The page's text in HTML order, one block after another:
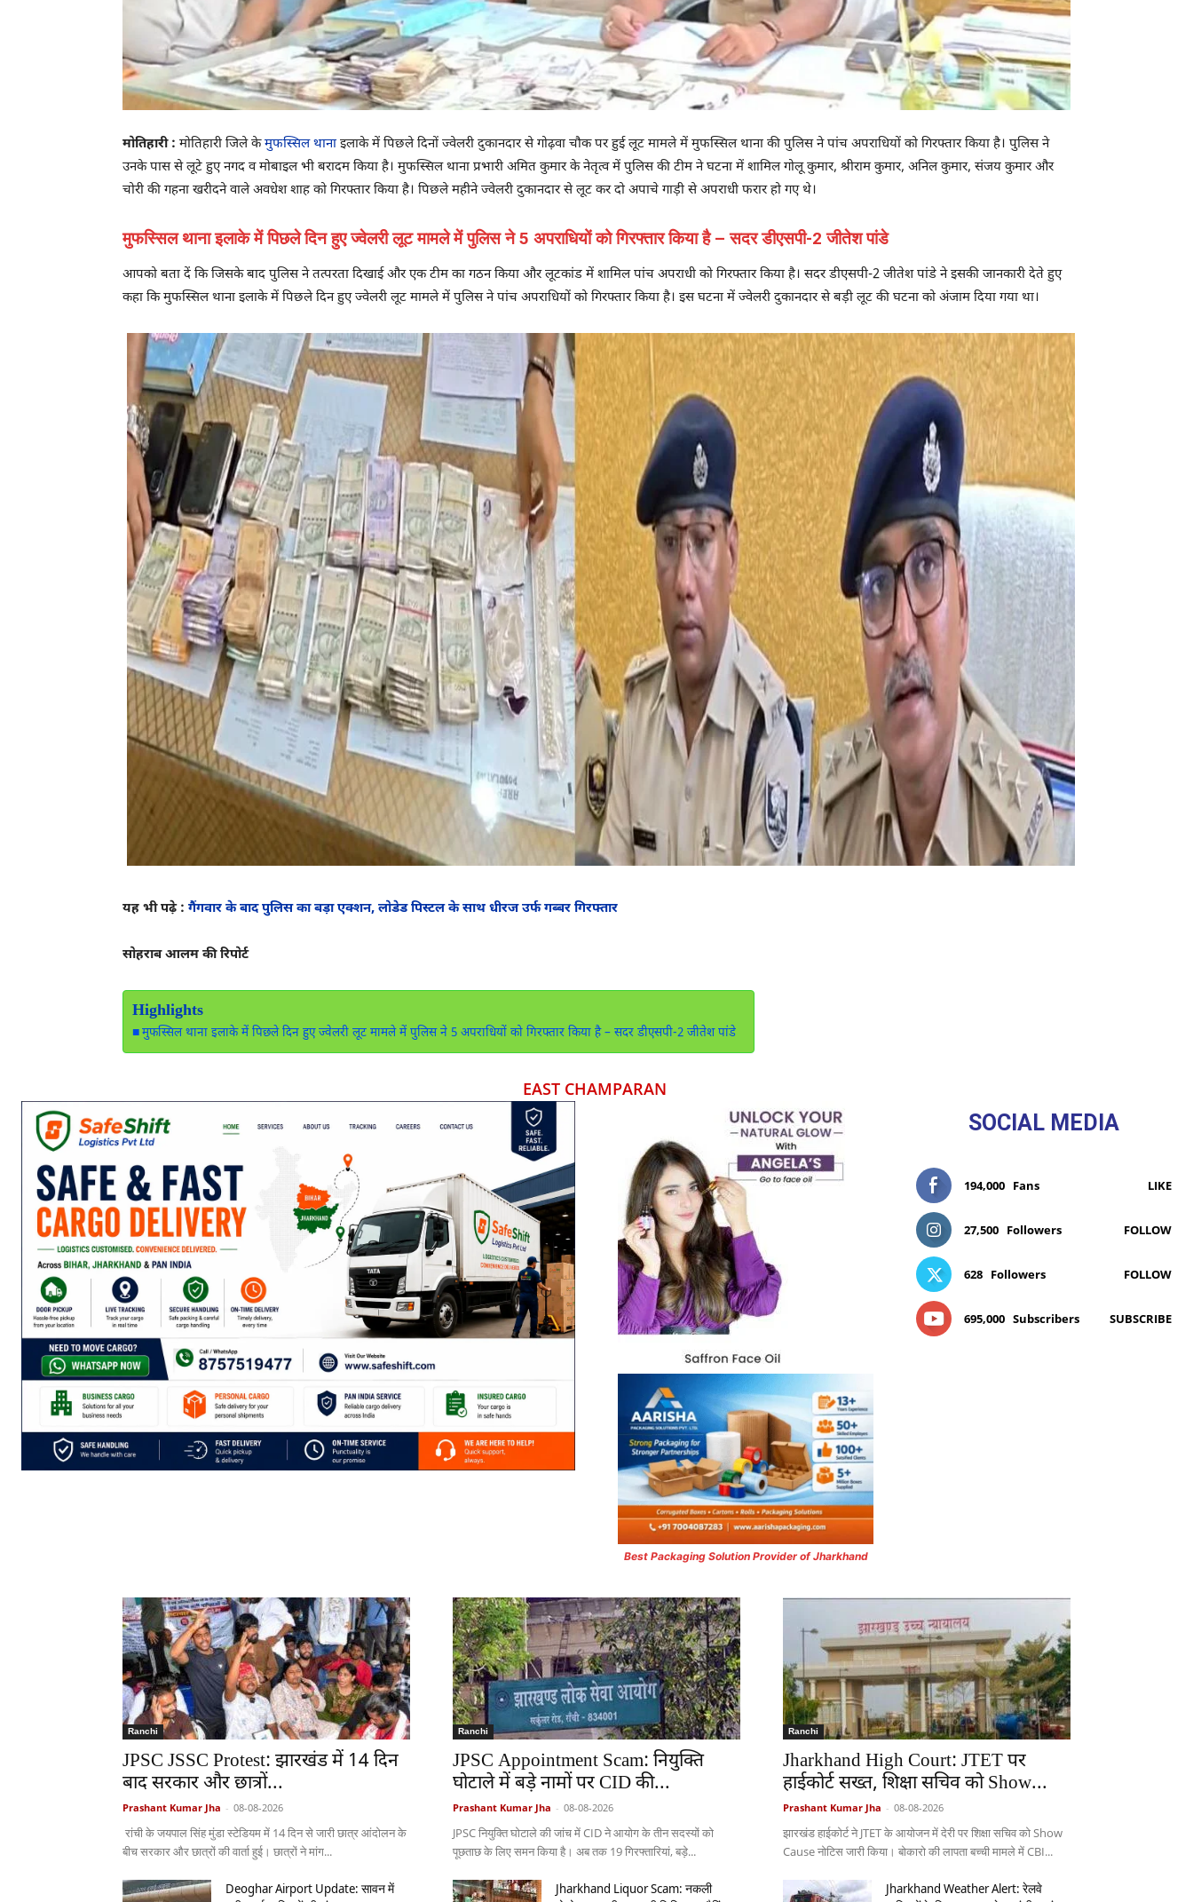
मोतिहारी : मोतिहारी जिले केमुफस्सिल थानाइलाके में पिछले दिनों ज्वेलरी दुकानदार से गोढ़वा चौक पर हुई लूट मामले में मुफस्सिल थाना की पुलिस ने पांच अपराधियों को गिरफ्तार किया है। पुलिस ने
उनके पास से लूटे हुए नगद व मोबाइल भी बरादम किया है। मुफस्सिल थाना प्रभारी अमित कुमार के नेतृत्व में पुलिस की टीम ने घटना में शामिल गोलू कुमार, श्रीराम कुमार, अनिल कुमार, संजय कुमार और
चोरी की गहना खरीदने वाले अवधेश शाह को गिरफ्तार किया है। पिछले महीने ज्वेलरी दुकानदार से लूट कर दो अपाचे गाड़ी से अपराधी फरार हो गए थे।
मुफस्सिल थाना इलाके में पिछले दिन हुए ज्वेलरी लूट मामले में पुलिस ने 5 अपराधियों को गिरफ्तार किया है – सदर डीएसपी-2 जीतेश पांडे
आपको बता दें कि जिसके बाद पुलिस ने तत्परता दिखाई और एक टीम का गठन किया और लूटकांड में शामिल पांच अपराधी को गिरफ्तार किया है। सदर डीएसपी-2 जीतेश पांडे ने इसकी जानकारी देते हुए
कहा कि मुफस्सिल थाना इलाके में पिछले दिन हुए ज्वेलरी लूट मामले में पुलिस ने पांच अपराधियों को गिरफ्तार किया है। इस घटना में ज्वेलरी दुकानदार से बड़ी लूट की घटना को अंजाम दिया गया था।
यह भी पढ़े : गैंगवार के बाद पुलिस का बड़ा एक्शन, लोडेड पिस्टल के साथ धीरज उर्फ गब्बर गिरफ्तार
सोहराब आलम की रिपोर्ट
Highlights
मुफस्सिल थाना इलाके में पिछले दिन हुए ज्वेलरी लूट मामले में पुलिस ने 5 अपराधियों को गिरफ्तार किया है – सदर डीएसपी-2 जीतेश पांडे
EAST CHAMPARAN
Best Packaging Solution Provider of Jharkhand
SOCIAL MEDIA
194,000 Fans LIKE
27,500 Followers FOLLOW
628 Followers FOLLOW
695,000 Subscribers SUBSCRIBE
Ranchi
JPSC JSSC Protest: झारखंड में 14 दिन
बाद सरकार और छात्रों...
Prashant Kumar Jha - 08-08-2026
रांची के जयपाल सिंह मुंडा स्टेडियम में 14 दिन से जारी छात्र आंदोलन के
बीच सरकार और छात्रों की वार्ता हुई। छात्रों ने मांग...
Ranchi
JPSC Appointment Scam: नियुक्ति
घोटाले में बड़े नामों पर CID की...
Prashant Kumar Jha - 08-08-2026
JPSC नियुक्ति घोटाले की जांच में CID ने आयोग के तीन सदस्यों को
पूछताछ के लिए समन किया है। अब तक 19 गिरफ्तारियां, बड़े...
Ranchi
Jharkhand High Court: JTET पर
हाईकोर्ट सख्त, शिक्षा सचिव को Show...
Prashant Kumar Jha - 08-08-2026
झारखंड हाईकोर्ट ने JTET के आयोजन में देरी पर शिक्षा सचिव को Show
Cause नोटिस जारी किया। बोकारो की लापता बच्ची मामले में CBI...
Deoghar Airport Update: सावन में
Jharkhand Liquor Scam: नकली
Jharkhand Weather Alert: रेलवे